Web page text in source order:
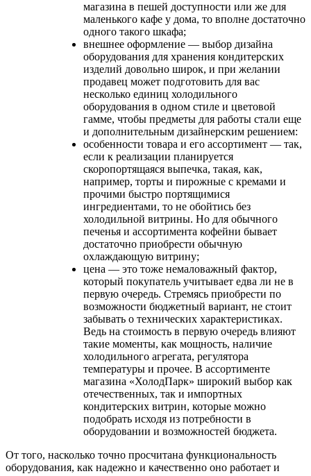
магазина в пешей доступности или же для
маленького кафе у дома, то вполне достаточно
одного такого шкафа;
внешнее оформление — выбор дизайна
оборудования для хранения кондитерских
изделий довольно широк, и при желании
продавец может подготовить для вас
несколько единиц холодильного
оборудования в одном стиле и цветовой
гамме, чтобы предметы для работы стали еще
и дополнительным дизайнерским решением:
особенности товара и его ассортимент — так,
если к реализации планируется
скоропортящаяся выпечка, такая, как,
например, торты и пирожные с кремами и
прочими быстро портящимися
ингредиентами, то не обойтись без
холодильной витрины. Но для обычного
печенья и ассортимента кофейни бывает
достаточно приобрести обычную
охлаждающую витрину;
цена — это тоже немаловажный фактор,
который покупатель учитывает едва ли не в
первую очередь. Стремясь приобрести по
возможности бюджетный вариант, не стоит
забывать о технических характеристиках.
Ведь на стоимость в первую очередь влияют
такие моменты, как мощность, наличие
холодильного агрегата, регулятора
температуры и прочее. В ассортименте
магазина «ХолодПарк» широкий выбор как
отечественных, так и импортных
кондитерских витрин, которые можно
подобрать исходя из потребности в
оборудовании и возможностей бюджета.
От того, насколько точно просчитана функциональность
оборудования, как надежно и качественно оно работает и